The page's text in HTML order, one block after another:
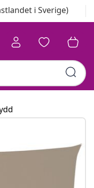
i Sverige)